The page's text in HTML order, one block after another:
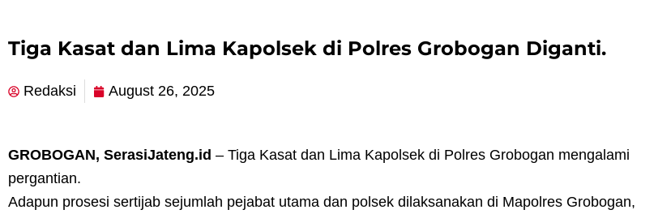
Tiga Kasat dan Lima Kapolsek di Polres Grobogan Diganti.
Redaksi August 26, 2025
GROBOGAN, SerasiJateng.id – Tiga Kasat dan Lima Kapolsek di Polres Grobogan mengalami
pergantian.
Adapun prosesi sertijab sejumlah pejabat utama dan polsek dilaksanakan di Mapolres Grobogan,